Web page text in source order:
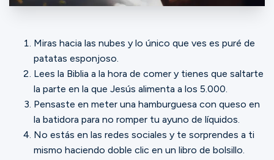
Conectar
Ministerios
Grupos
Miras hacia las nubes y lo único que ves es puré de
patatas esponjoso.
Lees la Biblia a la hora de comer y tienes que saltarte
la parte en la que Jesús alimenta a los 5.000.
Pensaste en meter una hamburguesa con queso en
la batidora para no romper tu ayuno de líquidos.
No estás en las redes sociales y te sorprendes a ti
mismo haciendo doble clic en un libro de bolsillo.